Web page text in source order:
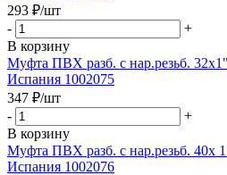
293 ₽/шт
-
+
В корзину
Муфта ПВХ разб. с нар.резьб.
Испания 1002075
347 ₽/шт
-
+
В корзину
Муфта ПВХ разб. с нар.резьб. 40х
Испания 1002076